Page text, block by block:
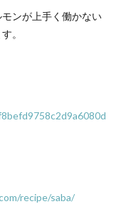
ンが上手く働かない
。
recipe/saba/